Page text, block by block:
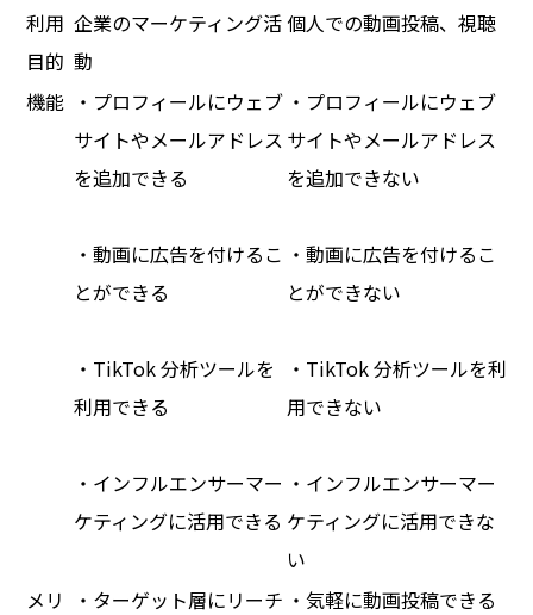
利用
目的
企業のマーケティング活
動
個人での動画投稿、視聴
機能 ・プロフィールにウェブ
サイトやメールアドレス
を追加できる
・動画に広告を付けるこ
とができる
・TikTok 分析ツールを
利用できる
・インフルエンサーマー
ケティングに活用できる
・プロフィールにウェブ
サイトやメールアドレス
を追加できない
・動画に広告を付けるこ
とができない
・TikTok 分析ツールを利
用できない
・インフルエンサーマー
ケティングに活用できな
い
メリ
・ターゲット層にリーチ ・気軽に動画投稿できる